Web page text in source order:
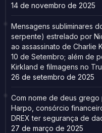
14 de novembro de 2025
Mensagens subliminares
serpente) estrelado por
ao assassinato de Charlie
10 de Setembro; além de
Kirkland e filmagens no
26 de setembro de 2025
Com nome de deus
Harpo, consórcio
DREX ter segurança de
27 de março de 2025